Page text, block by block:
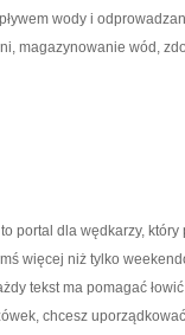
wody i
magazynowanie wód,
portal dla wędkarzy,
więcej niż tylko
tekst ma pomagać
chcesz